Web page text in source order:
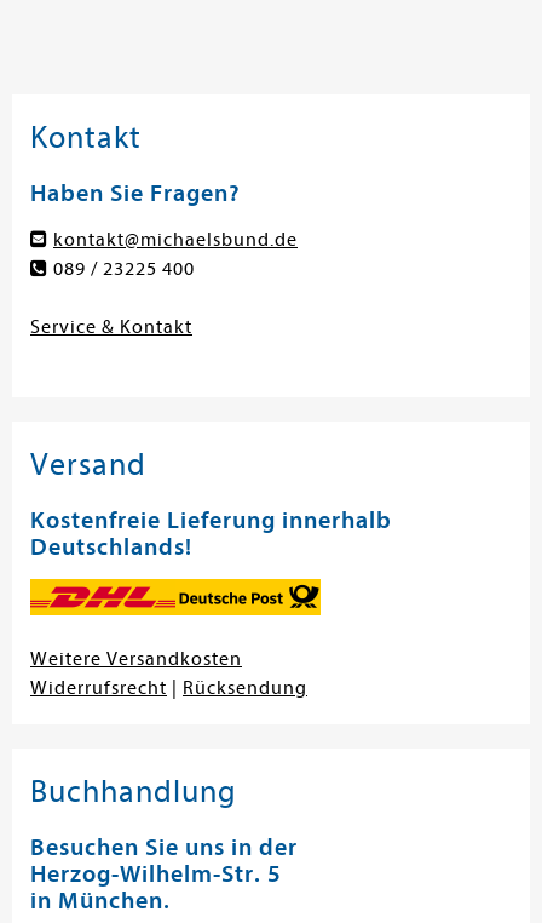
Kontakt
Haben Sie Fragen?
kontakt@michaelsbund.de
089 / 23225 400
Service & Kontakt
Versand
Kostenfreie Lieferung innerhalb
Deutschlands!
Weitere Versandkosten
Widerrufsrecht
Rücksendung
Buchhandlung
Besuchen Sie uns in der
Herzog-Wilhelm-Str. 5
in München.